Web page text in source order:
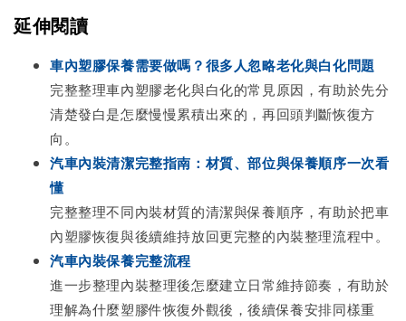
延伸閱讀
車內塑膠保養需要做嗎？很多人忽略老化與白化問題
完整整理車內塑膠老化與白化的常見原因，有助於先分
清楚發白是怎麼慢慢累積出來的，再回頭判斷恢復方
向。
汽車內裝清潔完整指南：材質、部位與保養順序一次看
懂
完整整理不同內裝材質的清潔與保養順序，有助於把車
內塑膠恢復與後續維持放回更完整的內裝整理流程中。
汽車內裝保養完整流程
進一步整理內裝整理後怎麼建立日常維持節奏，有助於
理解為什麼塑膠件恢復外觀後，後續保養安排同樣重